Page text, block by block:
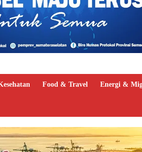
Food & Travel Energi &